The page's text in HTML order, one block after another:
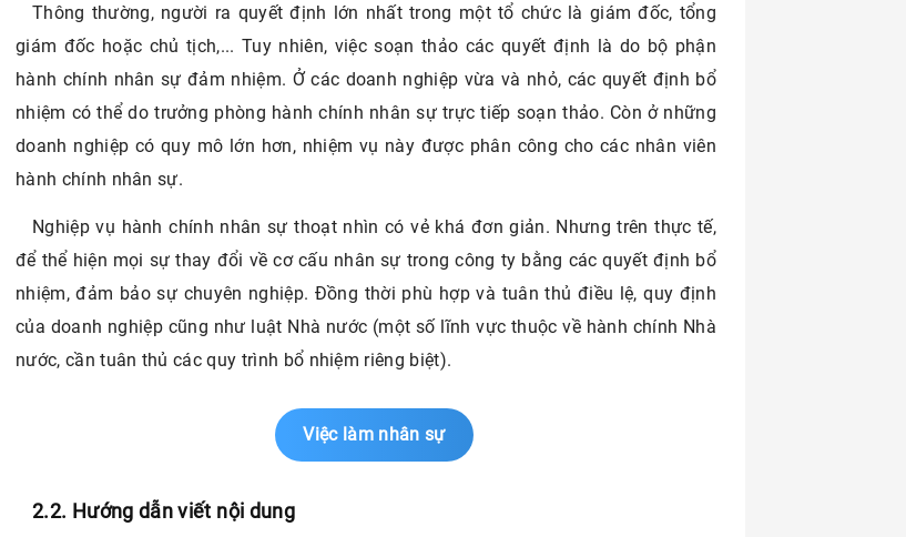
Thông thường, người ra quyết định lớn nhất trong một tổ chức là giám đốc, tổng
giám đốc hoặc chủ tịch,... Tuy nhiên, việc soạn thảo các quyết định là do bộ phận
hành chính nhân sự đảm nhiệm. Ở các doanh nghiệp vừa và nhỏ, các quyết định bổ
nhiệm có thể do trưởng phòng hành chính nhân sự trực tiếp soạn thảo. Còn ở những
doanh nghiệp có quy mô lớn hơn, nhiệm vụ này được phân công cho các nhân viên
hành chính nhân sự.
Nghiệp vụ hành chính nhân sự thoạt nhìn có vẻ khá đơn giản. Nhưng trên thực tế,
để thể hiện mọi sự thay đổi về cơ cấu nhân sự trong công ty bằng các quyết định bổ
nhiệm, đảm bảo sự chuyên nghiệp. Đồng thời phù hợp và tuân thủ điều lệ, quy định
của doanh nghiệp cũng như luật Nhà nước (một số lĩnh vực thuộc về hành chính Nhà
nước, cần tuân thủ các quy trình bổ nhiệm riêng biệt).
Việc làm nhân sự
2.2. Hướng dẫn viết nội dung